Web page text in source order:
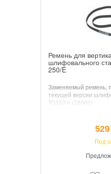
Ремень для
шлифовального
250/E
Заменяемый ремень,
текущей версии
TG250/e (28060)
529
Под